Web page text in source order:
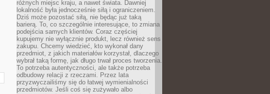
różnych miejsc kraju, a nawet świata. Dawniej
lokalność była jednocześnie siłą i ograniczeniem.
Dziś może pozostać siłą, nie będąc już taką
barierą. To, co szczególnie interesujące, to zmiana
podejścia samych klientów. Coraz częściej
kupujemy nie wyłącznie produkt, lecz również sens
zakupu. Chcemy wiedzieć, kto wykonał dany
przedmiot, z jakich materiałów korzystał, dlaczego
wybrał taką formę, jak długo trwał proces tworzenia.
To potrzeba autentyczności, ale także potrzeba
odbudowy relacji z rzeczami. Przez lata
przyzwyczailiśmy się do łatwej wymienialności
przedmiotów. Jeśli coś się zużywało albo